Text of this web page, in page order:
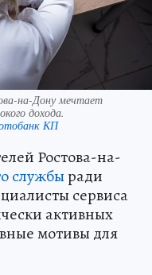
на-Дону мечтает
дохода.
КП
Ростова-на-
службыради
сервиса
активных
мотивы для